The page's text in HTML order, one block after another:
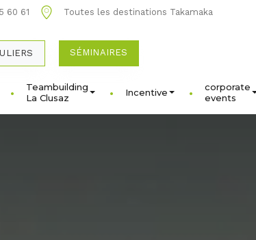
60 61 Toutes les destinations Takamaka
SÉMINAIRES
Teambuilding
La Clusaz
Incentive
corporate
events